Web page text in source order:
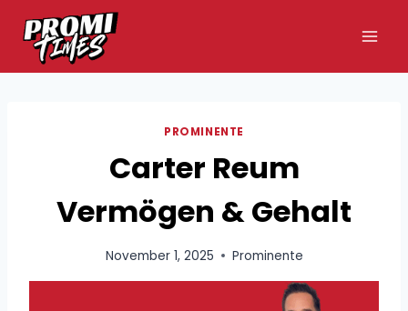
Inhalt
springen
PROMINENTE
Carter Reum
Vermögen & Gehalt
November 1, 2025 Prominente